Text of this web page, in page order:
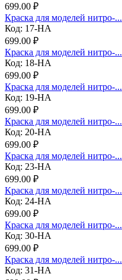
699.00 ₽
Краска для моделей нитро-...
Код: 17-НА
699.00 ₽
Краска для моделей нитро-...
Код: 18-НА
699.00 ₽
Краска для моделей нитро-...
Код: 19-НА
699.00 ₽
Краска для моделей нитро-...
Код: 20-НА
699.00 ₽
Краска для моделей нитро-...
Код: 23-НА
699.00 ₽
Краска для моделей нитро-...
Код: 24-НА
699.00 ₽
Краска для моделей нитро-...
Код: 30-НА
699.00 ₽
Краска для моделей нитро-...
Код: 31-НА